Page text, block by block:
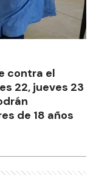
contra el
22, jueves 23
de 18 años